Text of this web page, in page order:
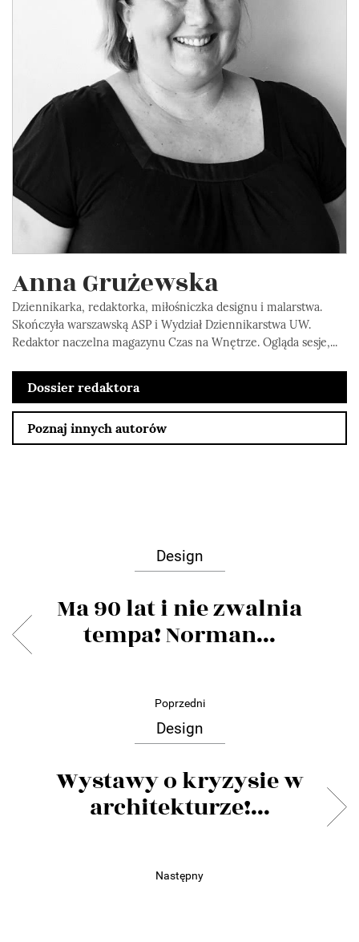
Anna Grużewska
Dziennikarka, redaktorka, miłośniczka designu i malarstwa.
Skończyła warszawską ASP i Wydział Dziennikarstwa UW.
Redaktor naczelna magazynu Czas na Wnętrze. Ogląda sesje,...
Dossier redaktora
Poznaj innych autorów
Design
Ma 90 lat i nie zwalnia
tempa! Norman...
Poprzedni
Design
Wystawy o kryzysie w
architekturze!...
Następny